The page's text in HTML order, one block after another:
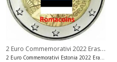
2 Euro Commemorativi 2022 Erasmus
2 Euro Commemorativi Estonia 2022 Erasmus Unc